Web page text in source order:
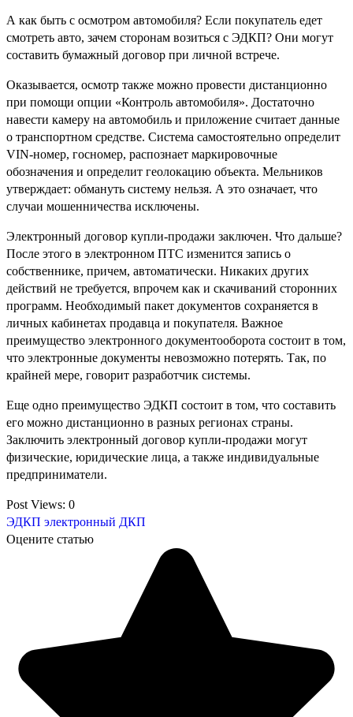
А как быть с осмотром автомобиля? Если покупатель едет
смотреть авто, зачем сторонам возиться с ЭДКП? Они могут
составить бумажный договор при личной встрече.
Оказывается, осмотр также можно провести дистанционно
при помощи опции «Контроль автомобиля». Достаточно
навести камеру на автомобиль и приложение считает данные
о транспортном средстве. Система самостоятельно определит
VIN-номер, госномер, распознает маркировочные
обозначения и определит геолокацию объекта. Мельников
утверждает: обмануть систему нельзя. А это означает, что
случаи мошенничества исключены.
Электронный договор купли-продажи заключен. Что дальше?
После этого в электронном ПТС изменится запись о
собственнике, причем, автоматически. Никаких других
действий не требуется, впрочем как и скачиваний сторонних
программ. Необходимый пакет документов сохраняется в
личных кабинетах продавца и покупателя. Важное
преимущество электронного документооборота состоит в том,
что электронные документы невозможно потерять. Так, по
крайней мере, говорит разработчик системы.
Еще одно преимущество ЭДКП состоит в том, что составить
его можно дистанционно в разных регионах страны.
Заключить электронный договор купли-продажи могут
физические, юридические лица, а также индивидуальные
предприниматели.
Post Views: 0
ЭДКП электронный ДКП
Оцените статью